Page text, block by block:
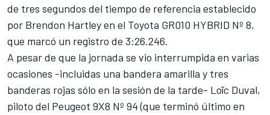
de tres segundos del tiempo de referencia establecido
por Brendon Hartleyen el Toyota GR010 HYBRID Nº 8,
que marcó un registro de 3:26.246.
A pesar de que la jornada se vio interrumpida en varias
ocasiones -incluidas una bandera amarilla y tres
banderas rojas sólo en la sesión de la tarde- Loïc Duval,
piloto del Peugeot 9X8 Nº 94 (que terminó último en